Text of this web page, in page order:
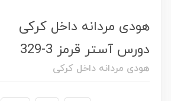
هودی مردانه داخل کرکی
دورس آستر قرمز 3-329
هودی مردانه داخل کرکی